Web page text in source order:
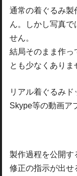
通常の着ぐるみ製
ん。しかし写真
せん。
結局そのまま作っ
とも少なくありま
リアル着ぐるみ
Skype等の動画ア
製作過程を公開す
修正の指示が出せ